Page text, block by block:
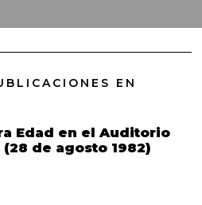
EN
Edad en el Auditorio
de agosto 1982)